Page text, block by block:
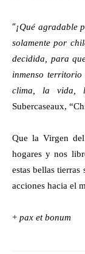
“¡Qué agradable
solamente por
decidida, para
inmenso
clima, la vida,
Subercaseaux,
Que la Virgen
hogares y nos
estas bellas
acciones hacia el
+ pax et bonum